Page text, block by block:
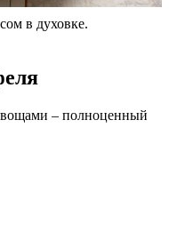
в духовке.
– полноценный